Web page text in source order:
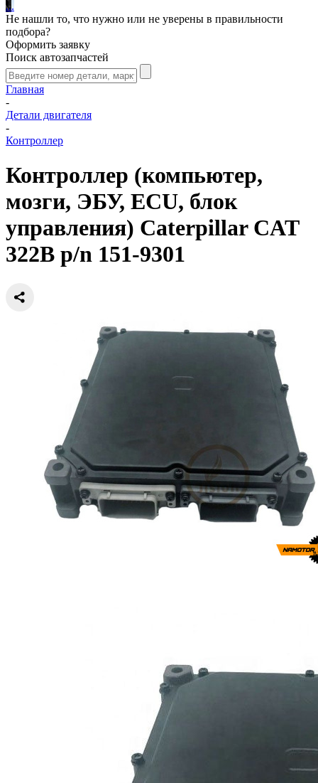
...
Не нашли то, что нужно или не уверены в правильности
подбора?
Оформить заявку
Поиск автозапчастей
Главная
-
Детали двигателя
-
Контроллер
Контроллер (компьютер,
мозги, ЭБУ, ECU, блок
управления) Caterpillar CAT
322B p/n 151-9301